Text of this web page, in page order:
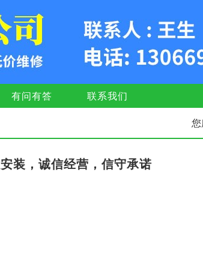
有问有答 联系我们
您
装，诚信经营，信守承诺